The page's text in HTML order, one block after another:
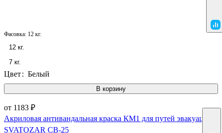
В корзину
Фасовка: 12 кг.
12 кг.
7 кг.
Цвет: Белый
от 1183 ₽
Акриловая антивандальная краска КМ1 для путей эвакуации
SVATOZAR СВ-25